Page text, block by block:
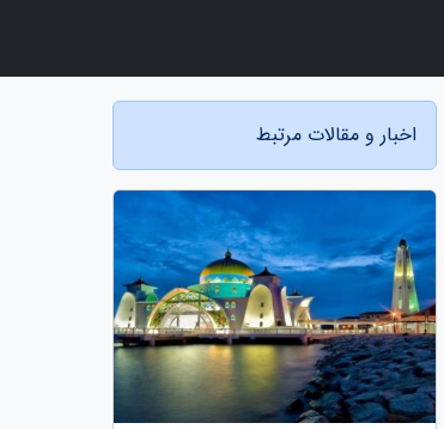
اخبار و مقالات مرتبط